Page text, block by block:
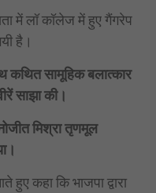
में लॉ कॉलेज में हुए गैंगरेप
है।
कथित सामूहिक बलात्कार
साझा की।
मिश्रा तृणमूल
हुए कहा कि भाजपा द्वारा